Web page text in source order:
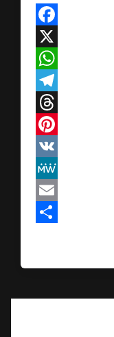
Facebook
X
WhatsApp
Telegram
Threads
Pinterest
VK
MeWe
Email